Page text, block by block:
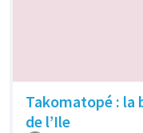
Takomatopé : la
de l’Ile